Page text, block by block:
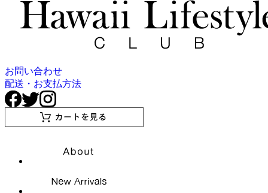
お問い合わせ
配送・お支払方法